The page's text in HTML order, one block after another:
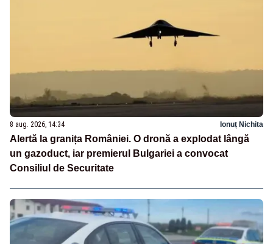
8 aug. 2026, 14:34 Ionuț Nichita
Alertă la granița României. O dronă a explodat lângă
un gazoduct, iar premierul Bulgariei a convocat
Consiliul de Securitate